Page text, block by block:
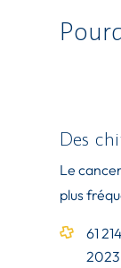
Des
Le
plus
61
2023